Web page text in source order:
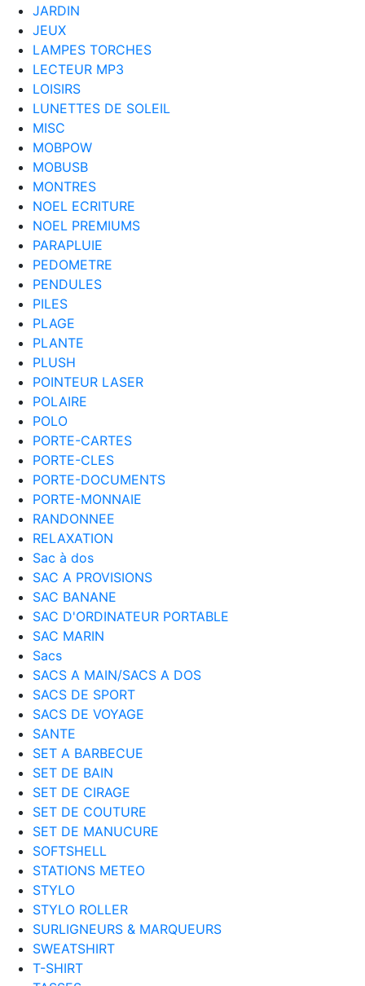
JARDIN
JEUX
LAMPES TORCHES
LECTEUR MP3
LOISIRS
LUNETTES DE SOLEIL
MISC
MOBPOW
MOBUSB
MONTRES
NOEL ECRITURE
NOEL PREMIUMS
PARAPLUIE
PEDOMETRE
PENDULES
PILES
PLAGE
PLANTE
PLUSH
POINTEUR LASER
POLAIRE
POLO
PORTE-CARTES
PORTE-CLES
PORTE-DOCUMENTS
PORTE-MONNAIE
RANDONNEE
RELAXATION
Sac à dos
SAC A PROVISIONS
SAC BANANE
SAC D'ORDINATEUR PORTABLE
SAC MARIN
Sacs
SACS A MAIN/SACS A DOS
SACS DE SPORT
SACS DE VOYAGE
SANTE
SET A BARBECUE
SET DE BAIN
SET DE CIRAGE
SET DE COUTURE
SET DE MANUCURE
SOFTSHELL
STATIONS METEO
STYLO
STYLO ROLLER
SURLIGNEURS & MARQUEURS
SWEATSHIRT
T-SHIRT